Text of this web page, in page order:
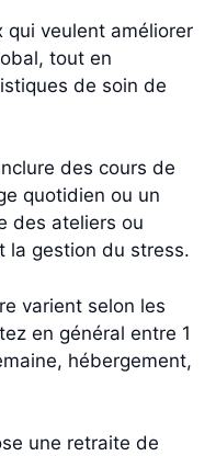
qui veulent améliorer
tout en
de soin de
des cours de
quotidien ou un
des ateliers ou
la gestion du stress.
varient selon les
en général entre 1
hébergement,
une retraite de